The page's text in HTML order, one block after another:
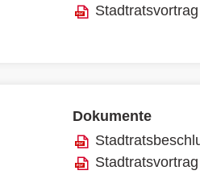
Stadtratsvortrag
Dokumente
Stadtratsvortrag